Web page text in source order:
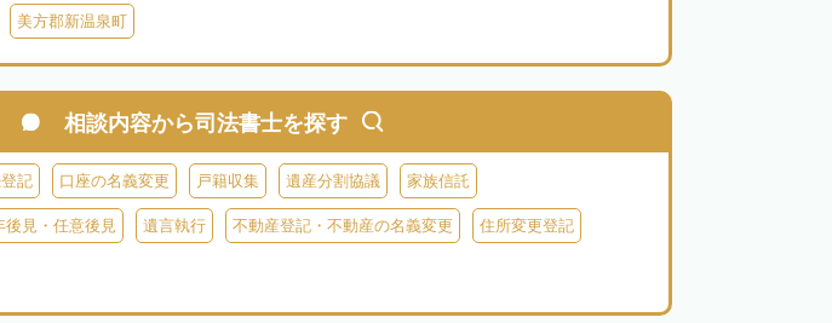
美方郡新温泉町
相談内容から司法書士を探す
記 口座の名義変更 戸籍収集 遺産分割協議 家族信託
後見・任意後見 遺言執行 不動産登記・不動産の名義変更 住所変更登記